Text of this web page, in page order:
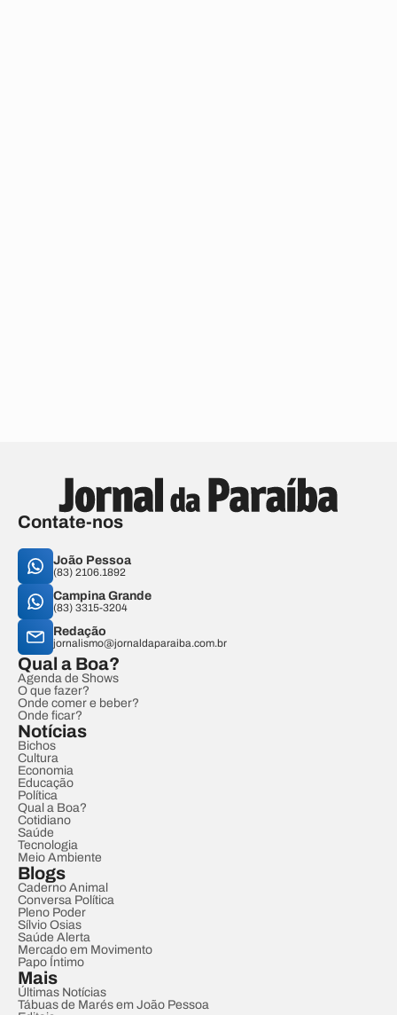
Contate-nos
João Pessoa
(83) 2106.1892
Campina Grande
(83) 3315-3204
Redação
jornalismo@jornaldaparaiba.com.br
Qual a Boa?
Agenda de Shows
O que fazer?
Onde comer e beber?
Onde ficar?
Notícias
Bichos
Cultura
Economia
Educação
Política
Qual a Boa?
Cotidiano
Saúde
Tecnologia
Meio Ambiente
Blogs
Caderno Animal
Conversa Política
Pleno Poder
Sílvio Osias
Saúde Alerta
Mercado em Movimento
Papo Íntimo
Mais
Últimas Notícias
Tábuas de Marés em João Pessoa